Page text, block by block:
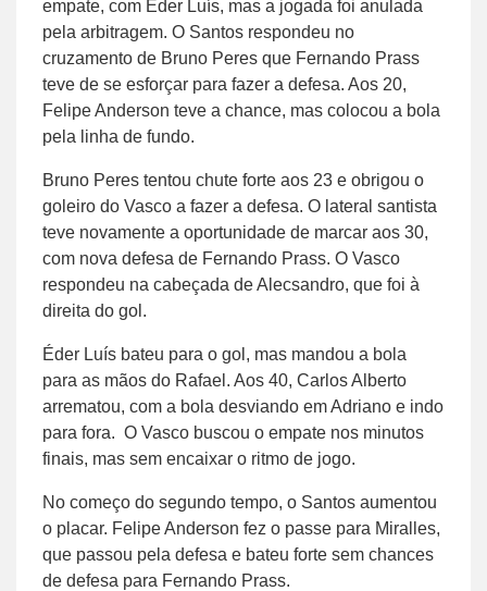
empate, com Éder Luís, mas a jogada foi anulada
pela arbitragem. O Santos respondeu no
cruzamento de Bruno Peres que Fernando Prass
teve de se esforçar para fazer a defesa. Aos 20,
Felipe Anderson teve a chance, mas colocou a bola
pela linha de fundo.
Bruno Peres tentou chute forte aos 23 e obrigou o
goleiro do Vasco a fazer a defesa. O lateral santista
teve novamente a oportunidade de marcar aos 30,
com nova defesa de Fernando Prass. O Vasco
respondeu na cabeçada de Alecsandro, que foi à
direita do gol.
Éder Luís bateu para o gol, mas mandou a bola
para as mãos do Rafael. Aos 40, Carlos Alberto
arrematou, com a bola desviando em Adriano e indo
para fora. O Vasco buscou o empate nos minutos
finais, mas sem encaixar o ritmo de jogo.
No começo do segundo tempo, o Santos aumentou
o placar. Felipe Anderson fez o passe para Miralles,
que passou pela defesa e bateu forte sem chances
de defesa para Fernando Prass.